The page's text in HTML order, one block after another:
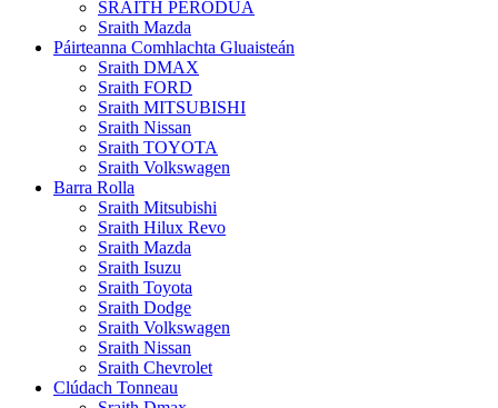
SRAITH PERODUA
Sraith Mazda
Páirteanna Comhlachta Gluaisteán
Sraith DMAX
Sraith FORD
Sraith MITSUBISHI
Sraith Nissan
Sraith TOYOTA
Sraith Volkswagen
Barra Rolla
Sraith Mitsubishi
Sraith Hilux Revo
Sraith Mazda
Sraith Isuzu
Sraith Toyota
Sraith Dodge
Sraith Volkswagen
Sraith Nissan
Sraith Chevrolet
Clúdach Tonneau